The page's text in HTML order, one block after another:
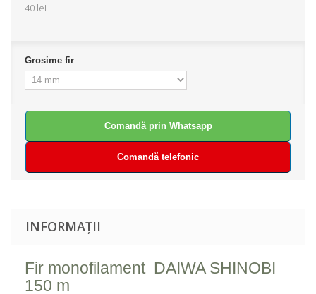
40 lei
Grosime fir
Comandă prin Whatsapp
Comandă telefonic
INFORMAȚII
Fir monofilament DAIWA SHINOBI
150 m